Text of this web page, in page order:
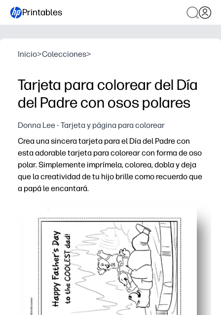
Printables
Inicio>Colecciones>
Tarjeta para colorear del Día
del Padre con osos polares
Donna Lee - Tarjeta y página para colorear
Crea una sincera tarjeta para el Día del Padre con
esta adorable tarjeta para colorear con forma de oso
polar. Simplemente imprímela, colorea, dobla y deja
que la creatividad de tu hijo brille como recuerdo que
a papá le encantará.
Actividad para imprimir y llevar sin preparación, que
Involucra a los niños de todas las edades con lindos
Personalízalo con crayones, rotuladores o pegatinas:
Diversión rápida y sencilla para familias ocupadas,